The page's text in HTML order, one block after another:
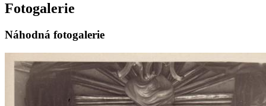
Fotogalerie
Náhodná fotogalerie